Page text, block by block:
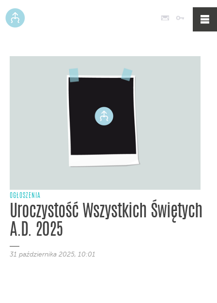
Poczta
OGŁOSZENIA
Uroczystość Wszystkich Świętych
A.D. 2025
31 października 2025, 10:01